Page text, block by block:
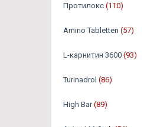
Протилокс (110)
Amino Tabletten (57)
L-карнитин 3600 (93)
Turinadrol (86)
High Bar (89)